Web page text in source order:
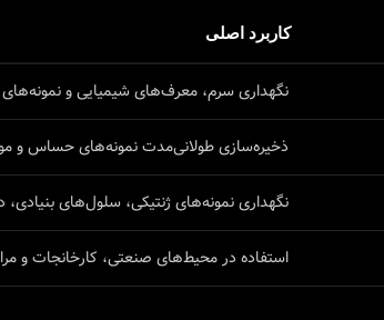
کاربرد اصلی
نگهداری سرم، معرف‌های شیمیایی و نمونه‌های
ذخیره‌سازی طولانی‌مدت نمونه‌های حساس و
نگهداری نمونه‌های ژنتیکی، سلول‌های
استفاده در محیط‌های صنعتی، کارخانجات و